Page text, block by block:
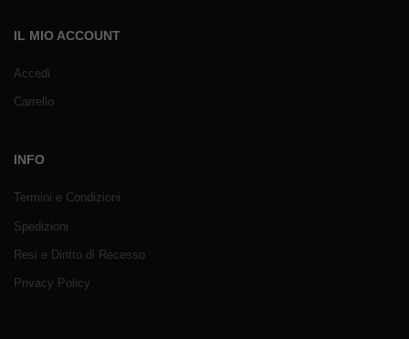
IL MIO ACCOUNT
Accedi
Carrello
INFO
Termini e Condizioni
Spedizioni
Resi e Diritto di Recesso
Privacy Policy